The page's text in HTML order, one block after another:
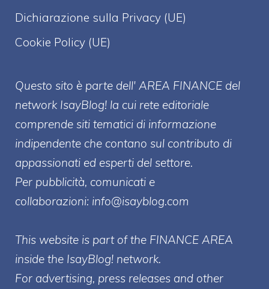
Dichiarazione sulla Privacy (UE)
Cookie Policy (UE)
Questo sito è parte dell' AREA FINANCE del
network IsayBlog! la cui rete editoriale
comprende siti tematici di informazione
indipendente che contano sul contributo di
appassionati ed esperti del settore.
Per pubblicità, comunicati e
collaborazioni: info@isayblog.com
This website is part of the FINANCE AREA
inside the IsayBlog! network.
For advertising, press releases and other